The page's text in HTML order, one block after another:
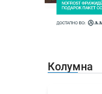
Колумна